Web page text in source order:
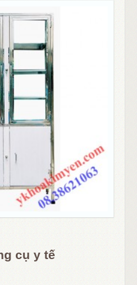
cụ y tế